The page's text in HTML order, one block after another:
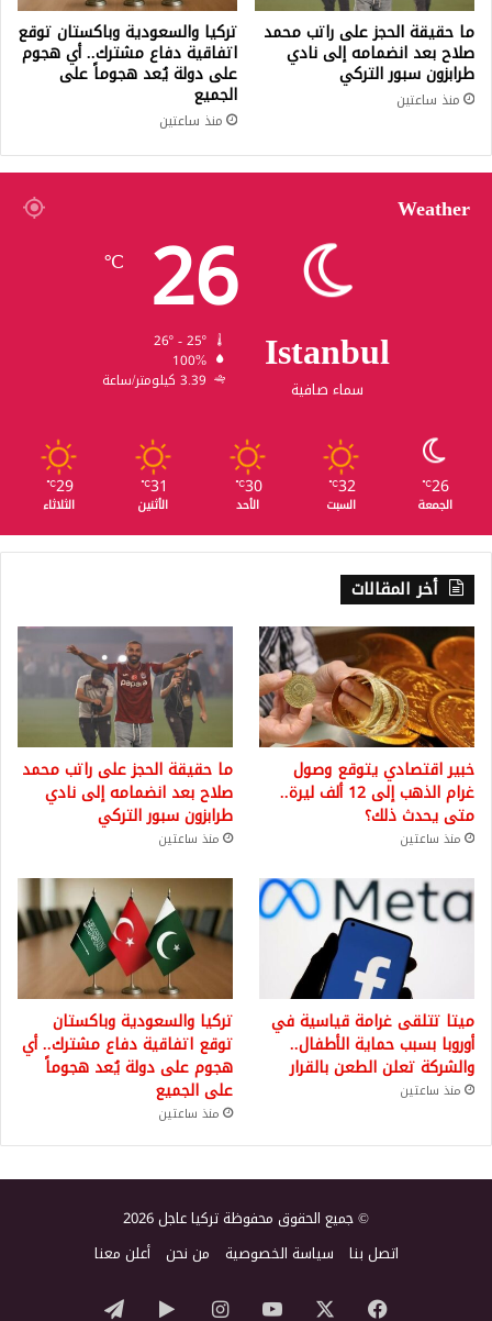
ما حقيقة الحجز على راتب محمد
صلاح بعد انضمامه إلى نادي
طرابزون سبور التركي
منذ ساعتين
تركيا والسعودية وباكستان توقع
اتفاقية دفاع مشترك.. أي هجوم
على دولة يُعد هجوماً على
الجميع
منذ ساعتين
Weather
Istanbul
سماء صافية
26
℃
100%
3.39 كيلومتر/ساعة
26
℃
الجمعة
32
℃
السبت
30
℃
الأحد
31
℃
الأثنين
29
℃
الثلاثاء
أخر المقالات
خبير اقتصادي يتوقع وصول
غرام الذهب إلى 12 ألف ليرة..
متى يحدث ذلك؟
منذ ساعتين
ما حقيقة الحجز على راتب محمد
صلاح بعد انضمامه إلى نادي
طرابزون سبور التركي
منذ ساعتين
ميتا تتلقى غرامة قياسية في
أوروبا بسبب حماية الأطفال..
والشركة تعلن الطعن بالقرار
منذ ساعتين
تركيا والسعودية وباكستان
توقع اتفاقية دفاع مشترك.. أي
هجوم على دولة يُعد هجوماً
على الجميع
منذ ساعتين
© جميع الحقوق محفوظة تركيا عاجل 2026
اتصل بنا سياسة الخصوصية من نحن أعلن معنا
فيسبوك ‫YouTubeانستقرام‏Googleتيلقرام